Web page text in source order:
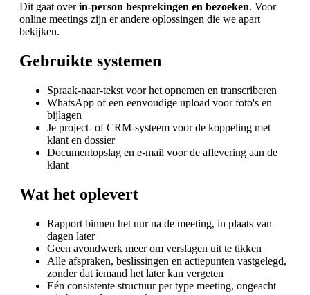
Dit gaat overin-person besprekingen en bezoeken. Voor
online meetings zijn er andere oplossingen die we apart
bekijken.
Gebruikte systemen
Spraak-naar-tekst voor het opnemen en transcriberen
WhatsApp of een eenvoudige upload voor foto's en
bijlagen
Je project- of CRM-systeem voor de koppeling met
klant en dossier
Documentopslag en e-mail voor de aflevering aan de
klant
Wat het oplevert
Rapport binnen het uur na de meeting, in plaats van
dagen later
Geen avondwerk meer om verslagen uit te tikken
Alle afspraken, beslissingen en actiepunten vastgelegd,
zonder dat iemand het later kan vergeten
Eén consistente structuur per type meeting, ongeacht